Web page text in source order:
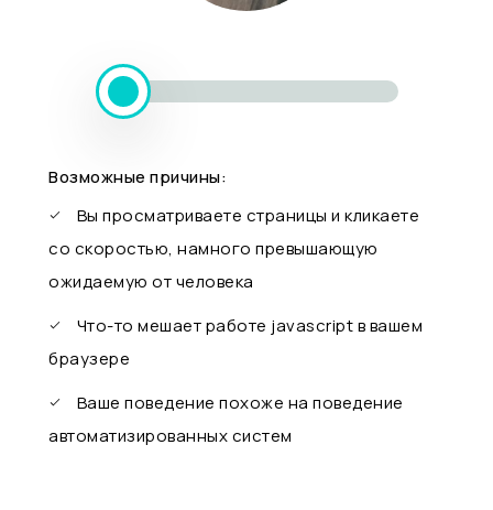
Возможные причины:
Вы просматриваете страницы и кликаете
со скоростью, намного превышающую
ожидаемую от человека
Что-то мешает работе javascript в вашем
браузере
Ваше поведение похоже на поведение
автоматизированных систем